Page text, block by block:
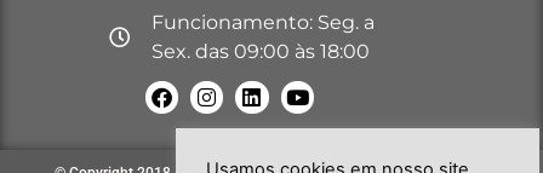
Funcionamento: Seg. a
Sex. das 09:00 às 18:00